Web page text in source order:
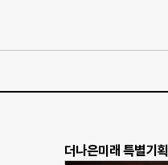
더나은미래 특별기획